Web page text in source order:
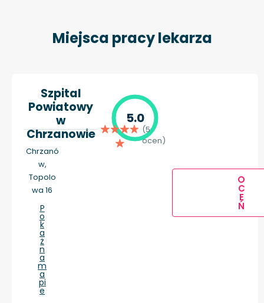
Miejsca pracy lekarza
Szpital
Powiatowy
w
Chrzanowie
Chrzanó
w,
Topolo
wa 16
P
o
k
a
ż
n
a
m
a
pi
e
5.0
(5
ocen)
O
C
E
Ń